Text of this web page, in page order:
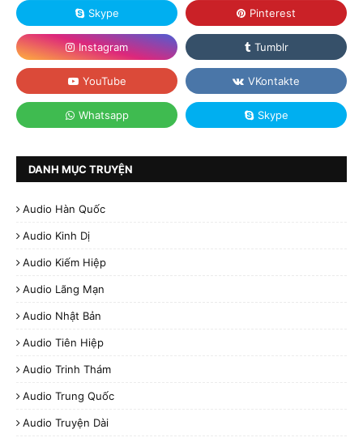
DANH MỤC TRUYỆN
Audio Hàn Quốc
Audio Kinh Dị
Audio Kiếm Hiệp
Audio Lãng Mạn
Audio Nhật Bản
Audio Tiên Hiệp
Audio Trinh Thám
Audio Trung Quốc
Audio Truyện Dài